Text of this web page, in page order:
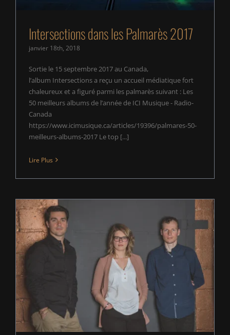
Intersections dans les Palmarès 2017
janvier 18th, 2018
Sortie le 15 septembre 2017 au Canada,
l’album Intersections a reçu un accueil médiatique fort
chaleureux et a figuré parmi les palmarès suivant : Les
50 meilleurs albums de l’année de ICI Musique - Radio-
Canada
https://www.icimusique.ca/articles/19396/palmares-50-
meilleurs-albums-2017 Le top [...]
Lire Plus
Le Emie R Roussel Trio de retour en Australie!